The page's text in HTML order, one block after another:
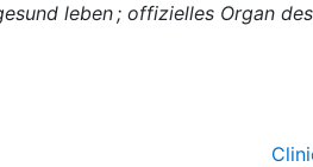
leben ; offizielles Organ